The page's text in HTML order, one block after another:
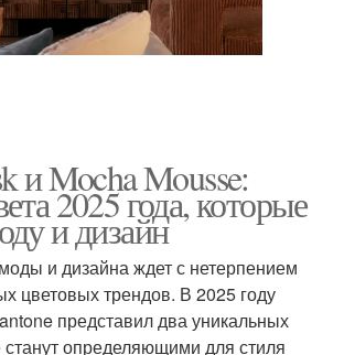
и Mocha Mousse:
2025 года, которые
и дизайн
и дизайна ждет с нетерпением
цветовых трендов. В 2025 году
представил два уникальных
станут определяющими для стиля